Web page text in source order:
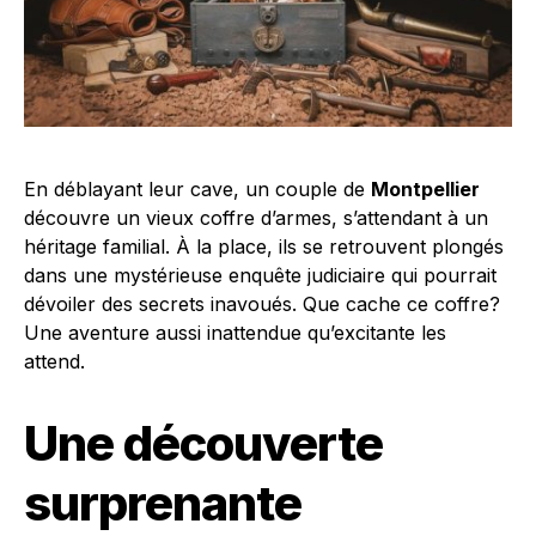
En déblayant leur cave, un couple de Montpellier
découvre un vieux coffre d’armes, s’attendant à un
héritage familial. À la place, ils se retrouvent plongés
dans une mystérieuse enquête judiciaire qui pourrait
dévoiler des secrets inavoués. Que cache ce coffre?
Une aventure aussi inattendue qu’excitante les
attend.
Une découverte
surprenante